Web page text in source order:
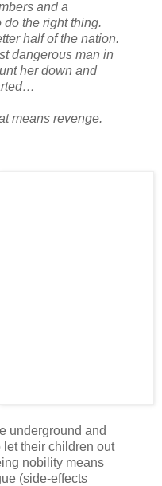
and a
the right thing.
half of the nation.
dangerous man in
her down and
means revenge.
underground and
let their children out
nobility means
(side-effects